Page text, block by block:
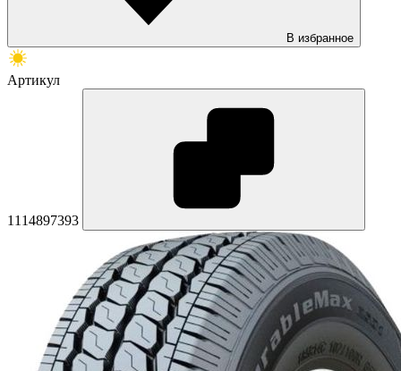
В избранное
Артикул
1114897393